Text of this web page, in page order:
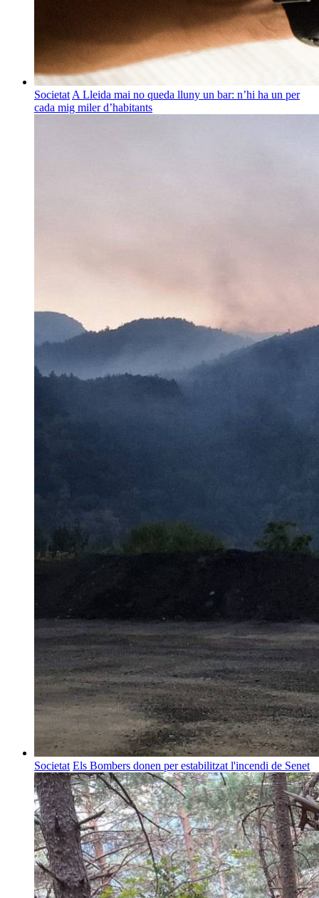
Societat A Lleida mai no queda lluny un bar: n’hi ha un per
cada mig miler d’habitants
Societat Els Bombers donen per estabilitzat l'incendi de Senet